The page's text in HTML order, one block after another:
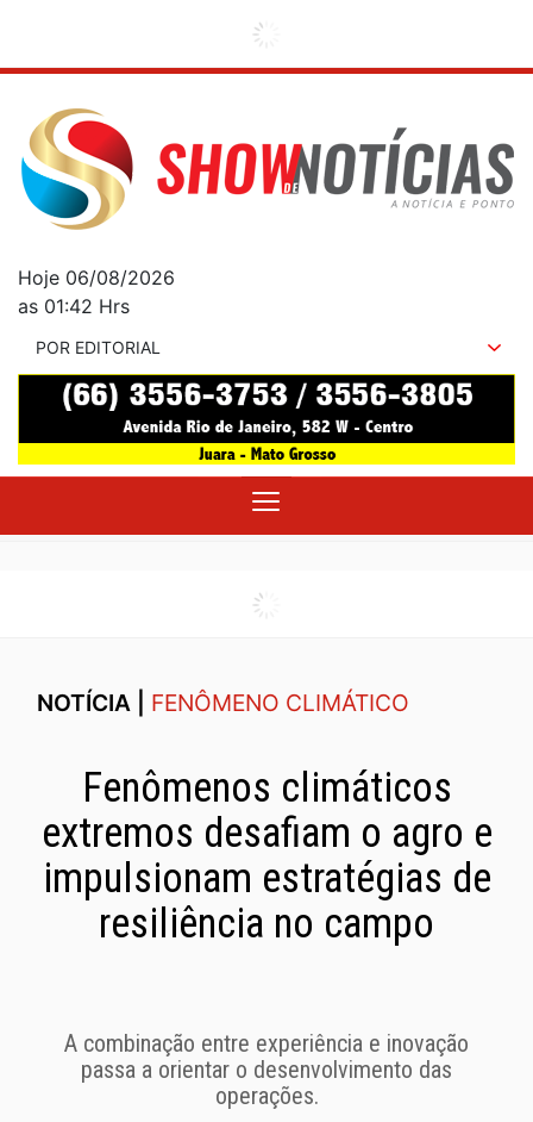
Hoje 06/08/2026
as 01:42 Hrs
POR EDITORIAL
NOTÍCIA | FENÔMENO CLIMÁTICO
Fenômenos climáticos
extremos desafiam o agro e
impulsionam estratégias de
resiliência no campo
A combinação entre experiência e inovação
passa a orientar o desenvolvimento das
operações.